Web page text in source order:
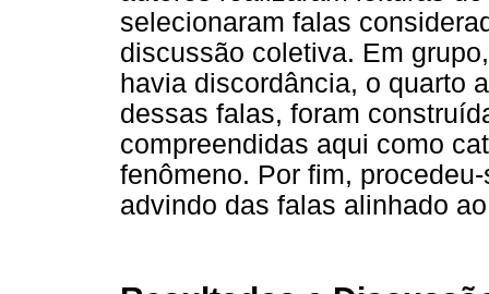
selecionaram falas
discussão coletiva. Em
havia discordância, o quarto
dessas falas, foram
compreendidas aqui como
fenômeno. Por fim,
advindo das falas alinhado